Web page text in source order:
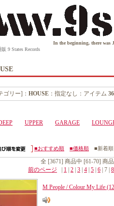
In the beginning, there was Jack,
9 States Records
ゴリー]： HOUSE ：指定なし：アイテム
UPPER GARAGE
■おすすめ順 ■価格順 ■新着順
全 [3671] 商品中 [61-70] 商
前のページ
1 2 3 4 5 6 | 7 | 8
M People / Colour My Life